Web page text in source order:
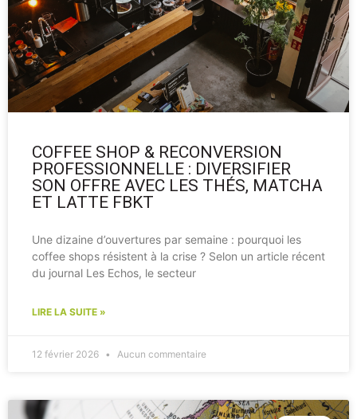
COFFEE SHOP & RECONVERSION
PROFESSIONNELLE : DIVERSIFIER
SON OFFRE AVEC LES THÉS, MATCHA
ET LATTE FBKT
Une dizaine d’ouvertures par semaine : pourquoi les
coffee shops résistent à la crise ? Selon un article récent
du journal Les Echos, le secteur
LIRE LA SUITE »
12 février 2026 Aucun commentaire